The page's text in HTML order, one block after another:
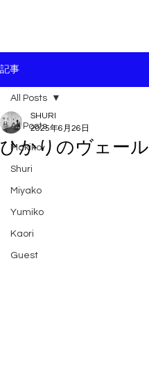
記事
All Posts
Makiko
Shuri
Miyako
Yumiko
Kaori
Guest
All Posts
ひかりのヴェール
SHURI
2025年6月26日